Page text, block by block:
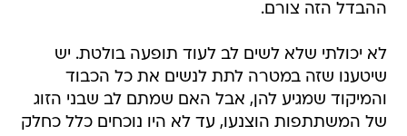
ההבדל הזה צורם.
לא יכולתי שלא לשים לב לעוד תופעה בולטת. יש
שיטענו שזה במטרה לתת לנשים את כל הכבוד
והמיקוד שמגיע להן, אבל האם שמתם לב שבני הזוג
של המשתתפות הוצנעו, עד לא היו נוכחים כלל כחלק